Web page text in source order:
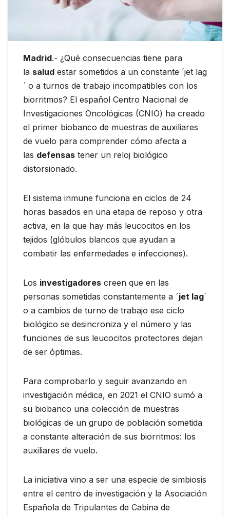
Madrid.- ¿Qué consecuencias tiene para
la salud estar sometidos a un constante ´jet lag
´ o a turnos de trabajo incompatibles con los
biorritmos? El español Centro Nacional de
Investigaciones Oncológicas (CNIO) ha creado
el primer biobanco de muestras de auxiliares
de vuelo para comprender cómo afecta a
las defensas tener un reloj biológico
distorsionado.
El sistema inmune funciona en ciclos de 24
horas basados en una etapa de reposo y otra
activa, en la que hay más leucocitos en los
tejidos (glóbulos blancos que ayudan a
combatir las enfermedades e infecciones).
Los investigadores creen que en las
personas sometidas constantemente a ´jet lag´
o a cambios de turno de trabajo ese ciclo
biológico se desincroniza y el número y las
funciones de sus leucocitos protectores dejan
de ser óptimas.
Para comprobarlo y seguir avanzando en
investigación médica, en 2021 el CNIO sumó a
su biobanco una colección de muestras
biológicas de un grupo de población sometida
a constante alteración de sus biorritmos: los
auxiliares de vuelo.
La iniciativa vino a ser una especie de simbiosis
entre el centro de investigación y la Asociación
Española de Tripulantes de Cabina de